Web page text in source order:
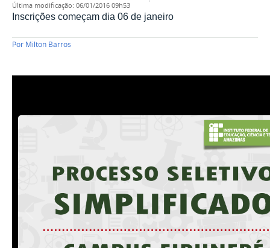
última modificação: 06/01/2016 09h53
Inscrições começam dia 06 de janeiro
Por Milton Barros